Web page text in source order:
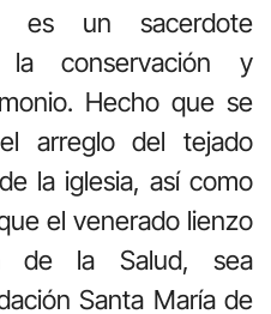
es un sacerdote
la conservación y
Hecho que se
arreglo del tejado
la iglesia, así como
el venerado lienzo
de la Salud, sea
Santa María de